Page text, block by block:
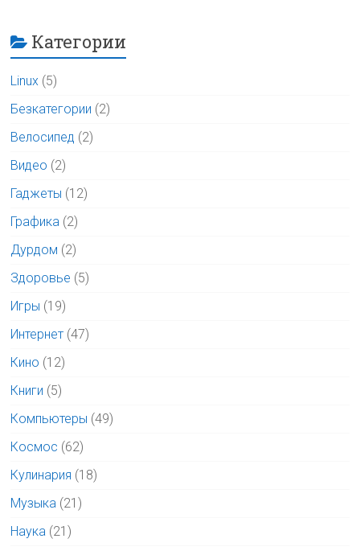
Категории
Linux (5)
Безкатегории (2)
Велосипед (2)
Видео (2)
Гаджеты (12)
Графика (2)
Дурдом (2)
Здоровье (5)
Игры (19)
Интернет (47)
Кино (12)
Книги (5)
Компьютеры (49)
Космос (62)
Кулинария (18)
Музыка (21)
Наука (21)